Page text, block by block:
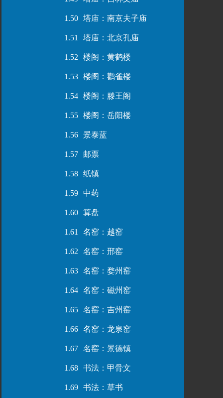
1.50 塔庙：南京夫子庙
1.51 塔庙：北京孔庙
1.52 楼阁：黄鹤楼
1.53 楼阁：鹳雀楼
1.54 楼阁：滕王阁
1.55 楼阁：岳阳楼
1.56 景泰蓝
1.57 邮票
1.58 纸镇
1.59 中药
1.60 算盘
1.61 名窑：越窑
1.62 名窑：邢窑
1.63 名窑：婺州窑
1.64 名窑：磁州窑
1.65 名窑：吉州窑
1.66 名窑：龙泉窑
1.67 名窑：景德镇
1.68 书法：甲骨文
1.69 书法：草书